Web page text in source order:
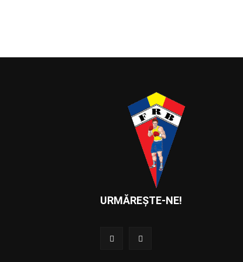
URMĂREȘTE-NE!